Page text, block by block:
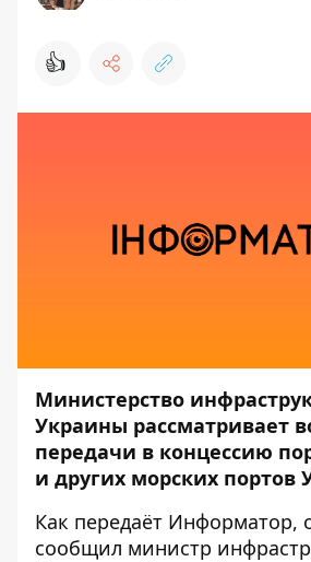
👍
Министерство
Украины рассматривает
передачи в концессию
и других морских портов
Как передаёт Информатор,
сообщил министр